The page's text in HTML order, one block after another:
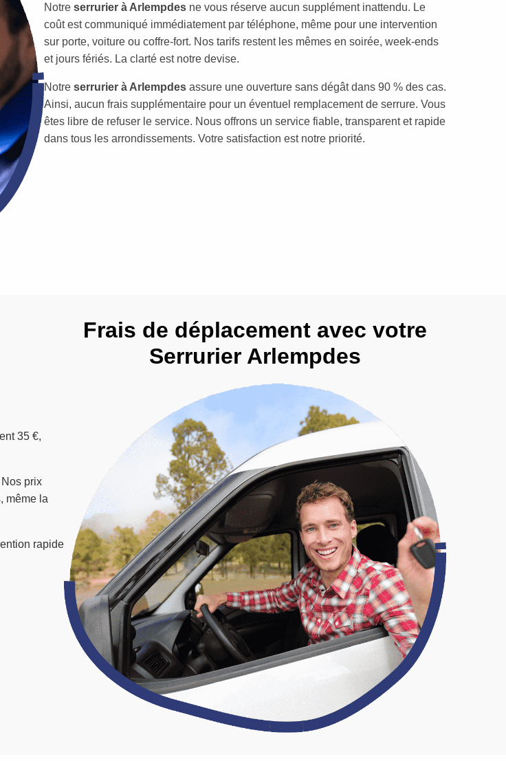
Notre serrurier à Arlempdes ne vous réserve aucun supplément inattendu. Le
coût est communiqué immédiatement par téléphone, même pour une intervention
sur porte, voiture ou coffre-fort. Nos tarifs restent les mêmes en soirée, week-ends
et jours fériés. La clarté est notre devise.
Notre serrurier à Arlempdes assure une ouverture sans dégât dans 90 % des cas.
Ainsi, aucun frais supplémentaire pour un éventuel remplacement de serrure. Vous
êtes libre de refuser le service. Nous offrons un service fiable, transparent et rapide
dans tous les arrondissements. Votre satisfaction est notre priorité.
35 €,
prix
même la
rapide
Frais de déplacement avec votre
Serrurier Arlempdes